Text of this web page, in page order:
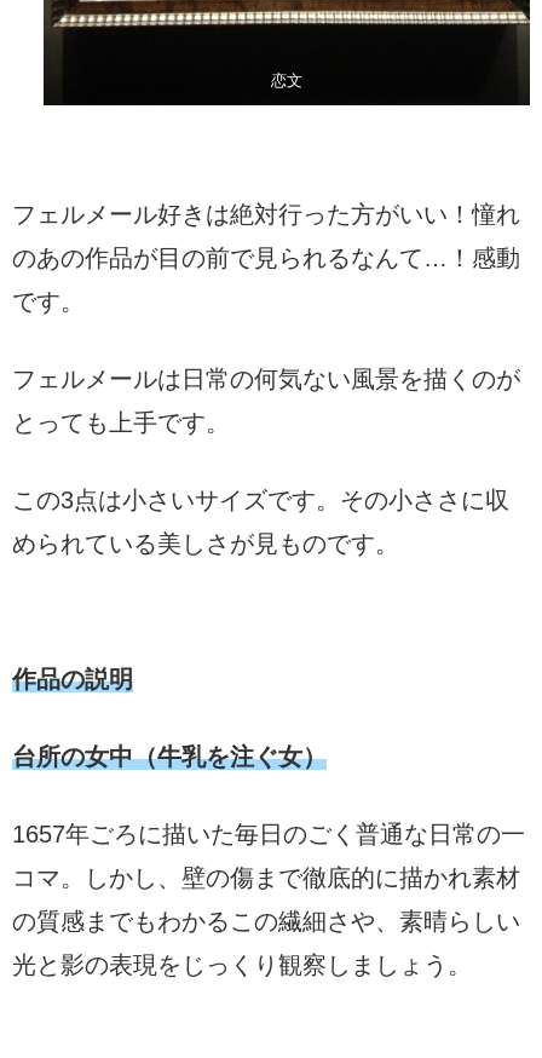
恋文
フェルメール好きは絶対行った方がいい！憧れ
のあの作品が目の前で見られるなんて…！感動
です。
フェルメールは日常の何気ない風景を描くのが
とっても上手です。
この3点は小さいサイズです。その小ささに収
められている美しさが見ものです。
作品の説明
台所の女中（牛乳を注ぐ女）
1657年ごろに描いた毎日のごく普通な日常の一
コマ。しかし、壁の傷まで徹底的に描かれ素材
の質感までもわかるこの繊細さや、素晴らしい
光と影の表現をじっくり観察しましょう。